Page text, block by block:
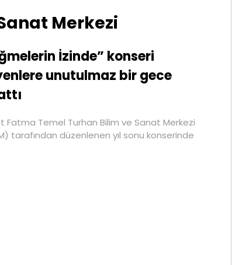
Merkezi
İzinde” konseri
unutulmaz bir gece
Fatma Temel Turhan Bilim ve Sanat Merkezi
tarafından düzenlenen yıl sonu konserinde